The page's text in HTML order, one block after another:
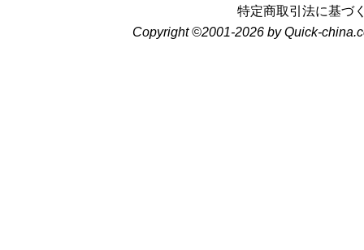
特定商取引法に基づ
Copyright ©2001-2026 by Quick-